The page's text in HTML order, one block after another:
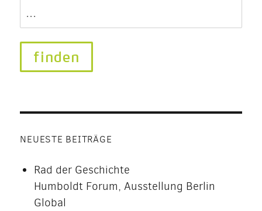
for:
NEUESTE BEITRÄGE
Rad der Geschichte
Humboldt Forum, Ausstellung Berlin
Global